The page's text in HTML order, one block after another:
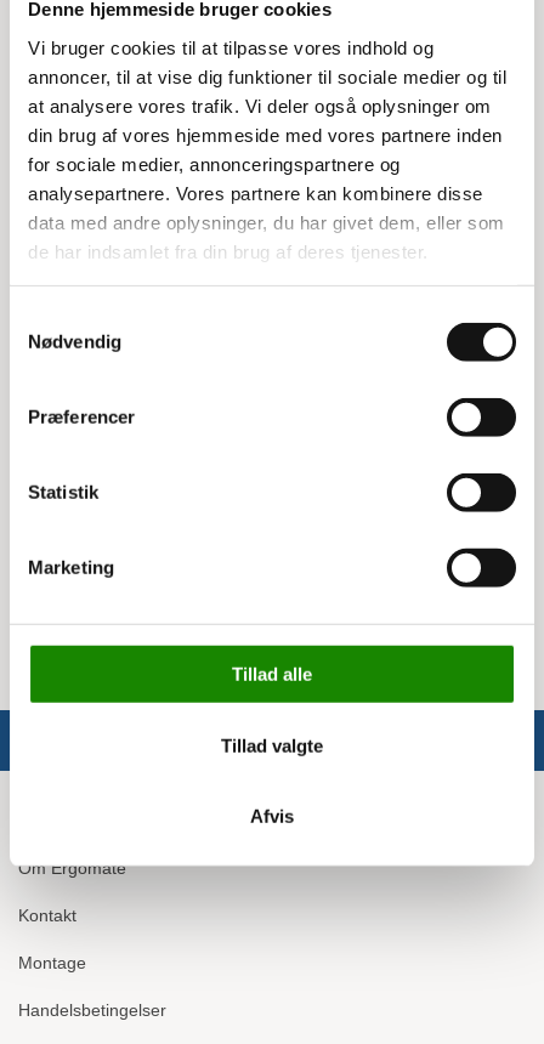
Denne hjemmeside bruger cookies
Vi bruger cookies til at tilpasse vores indhold og
annoncer, til at vise dig funktioner til sociale medier og til
at analysere vores trafik. Vi deler også oplysninger om
din brug af vores hjemmeside med vores partnere inden
for sociale medier, annonceringspartnere og
analysepartnere. Vores partnere kan kombinere disse
data med andre oplysninger, du har givet dem, eller som
de har indsamlet fra din brug af deres tjenester.
Nødvendig
Præferencer
Statistik
Marketing
Tillad alle
Tillad valgte
Afvis
Start med at vælge størrelsen på affaldsspanden -
enten 60 liter eller 80 liter. Derefter kan du vælge
låg eller ramme i den farve, du foretrækker. For
rammerne er der fire forskellige indkasttyper at
vælge imellem.
Hvis du har brug for at flytte affaldsstationen, er
der to typer trolleyer med hjul til rådighed. Der er
Dette vippelåg er kompatibelt med både 60 liter
Specifikationer
Farver: Flere valgmuligheder
Vægophæng: Ja
Om Ergomate
Kontakt
Montage
Handelsbetingelser